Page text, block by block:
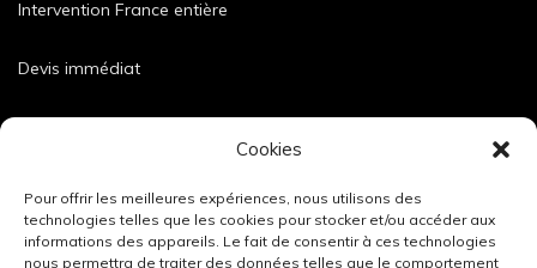
Cookies
Pour offrir les meilleures expériences, nous utilisons des
technologies telles que les cookies pour stocker et/ou accéder aux
informations des appareils. Le fait de consentir à ces technologies
nous permettra de traiter des données telles que le comportement
Intervention France entière
Devis immédiat
Dimensions et caractéristiques de nos blocs